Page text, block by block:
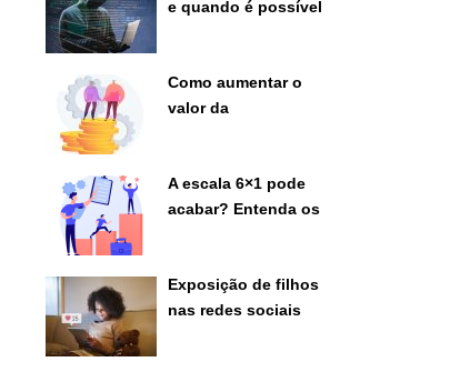
e quando é possível
Como aumentar o
valor da
A escala 6×1 pode
acabar? Entenda os
Exposição de filhos
nas redes sociais